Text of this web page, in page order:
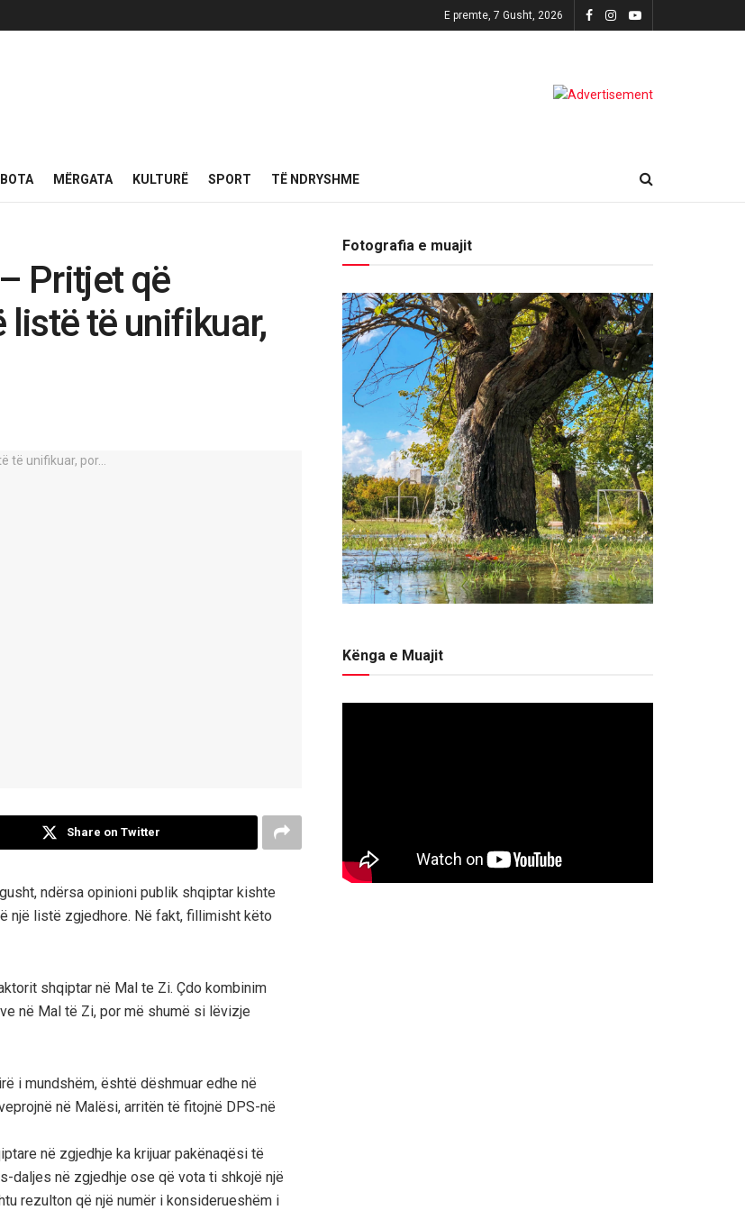
E premte, 7 Gusht, 2026
MËRGATA KULTURË SPORT TË NDRYSHME
Pritjet që
listë të unifikuar,
Share on Twitter
ndërsa opinioni publik shqiptar kishte
një listë zgjedhore. Në fakt, fillimisht këto
shqiptar në Mal te Zi. Çdo kombinim
në Mal të Zi, por më shumë si lëvizje
i mundshëm, është dëshmuar edhe në
në Malësi, arritën të fitojnë DPS-në
në zgjedhje ka krijuar pakënaqësi të
daljes në zgjedhje ose që vota ti shkojë një
rezulton që një numër i konsiderueshëm i
Fotografia e muajit
Kënga e Muajit